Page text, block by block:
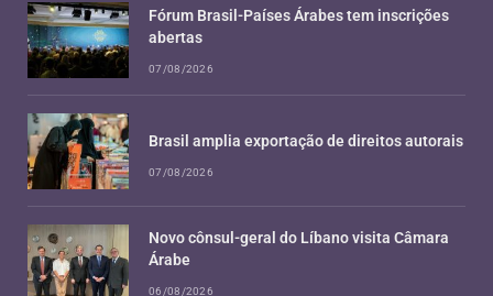
Fórum Brasil-Países Árabes tem inscrições
abertas
07/08/2026
Brasil amplia exportação de direitos autorais
07/08/2026
Novo cônsul-geral do Líbano visita Câmara
Árabe
06/08/2026